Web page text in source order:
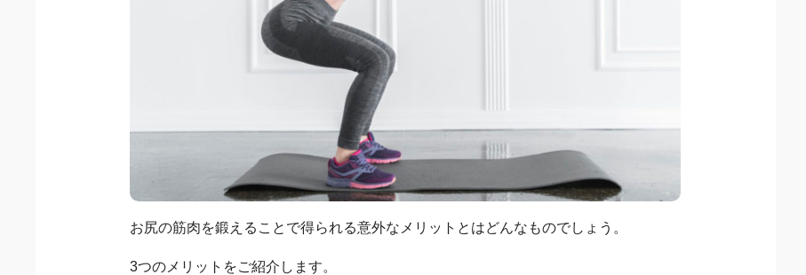
お尻の筋肉を鍛えることで得られる意外なメリットとはどんなものでしょう。
3つのメリットをご紹介します。